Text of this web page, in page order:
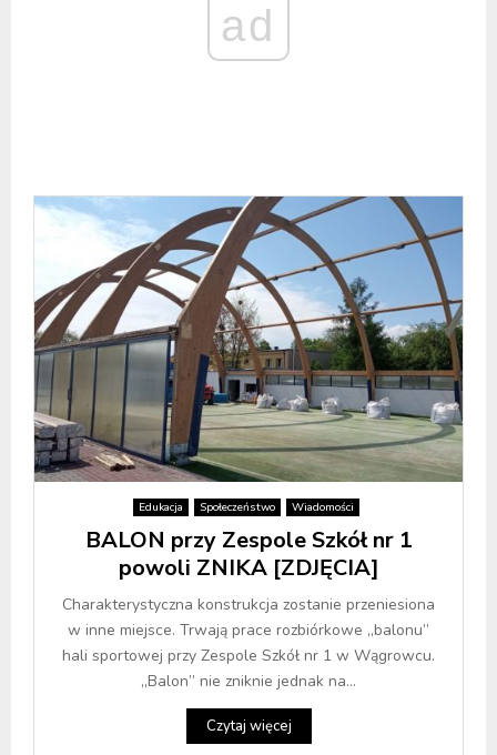
ad
Edukacja Społeczeństwo Wiadomości
BALON przy Zespole Szkół nr 1
powoli ZNIKA [ZDJĘCIA]
Charakterystyczna konstrukcja zostanie przeniesiona
w inne miejsce. Trwają prace rozbiórkowe „balonu”
hali sportowej przy Zespole Szkół nr 1 w Wągrowcu.
„Balon” nie zniknie jednak na...
Czytaj więcej